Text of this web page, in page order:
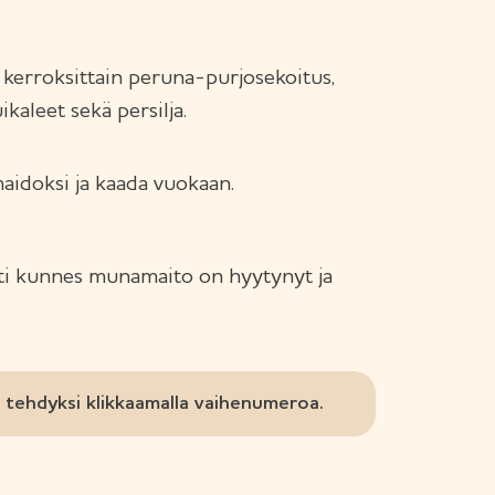
peruna-purjosekoitus,
sekä persilja.
ja kaada vuokaan.
kunnes munamaito on hyytynyt ja
klikkaamalla vaihenumeroa.